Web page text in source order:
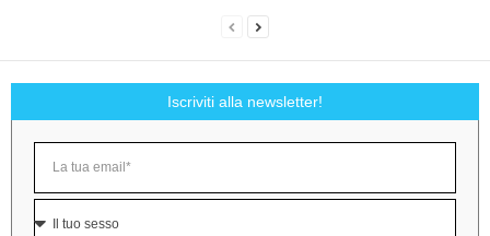
Iscriviti alla newsletter!